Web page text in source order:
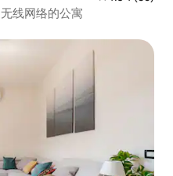
线网络的公寓